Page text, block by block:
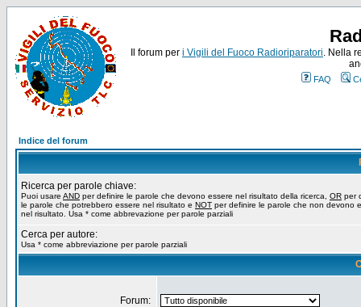
Il forum per i Vigili del Fuoco Radioriparatori. Nella
FAQ
Indice del forum
Ricerca per parole chiave:
Puoi usare AND per definire le parole che devono essere nel risultato della ricerca, OR per
le parole che potrebbero essere nel risultato e NOT per definire le parole che non devono
nel risultato. Usa * come abbrevazione per parole parziali
Cerca per autore:
Usa * come abbreviazione per parole parziali
Forum: